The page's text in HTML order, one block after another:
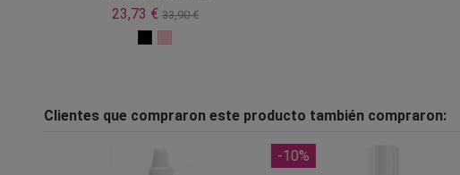
23,73 €33,90 €
Clientes que compraron este producto también compraron:
-10%